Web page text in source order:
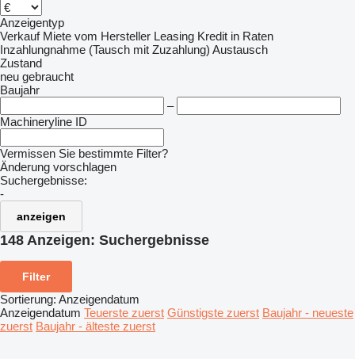
Anzeigentyp
Verkauf Miete vom Hersteller Leasing Kredit in Raten
Inzahlungnahme (Tausch mit Zuzahlung) Austausch
Zustand
neu gebraucht
Baujahr
–
Machineryline ID
Vermissen Sie bestimmte Filter?
Änderung vorschlagen
Suchergebnisse:
-
anzeigen
148 Anzeigen: Suchergebnisse
Filter
Sortierung: Anzeigendatum
Anzeigendatum Teuerste zuerst Günstigste zuerst Baujahr - neueste
zuerst Baujahr - älteste zuerst